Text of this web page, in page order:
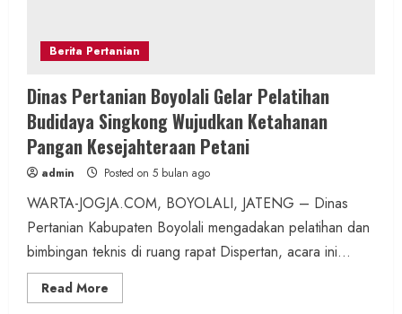
Berita Pertanian
Dinas Pertanian Boyolali Gelar Pelatihan
Budidaya Singkong Wujudkan Ketahanan
Pangan Kesejahteraan Petani
admin Posted on 5 bulan ago
WARTA-JOGJA.COM, BOYOLALI, JATENG – Dinas
Pertanian Kabupaten Boyolali mengadakan pelatihan dan
bimbingan teknis di ruang rapat Dispertan, acara ini...
Read More
more